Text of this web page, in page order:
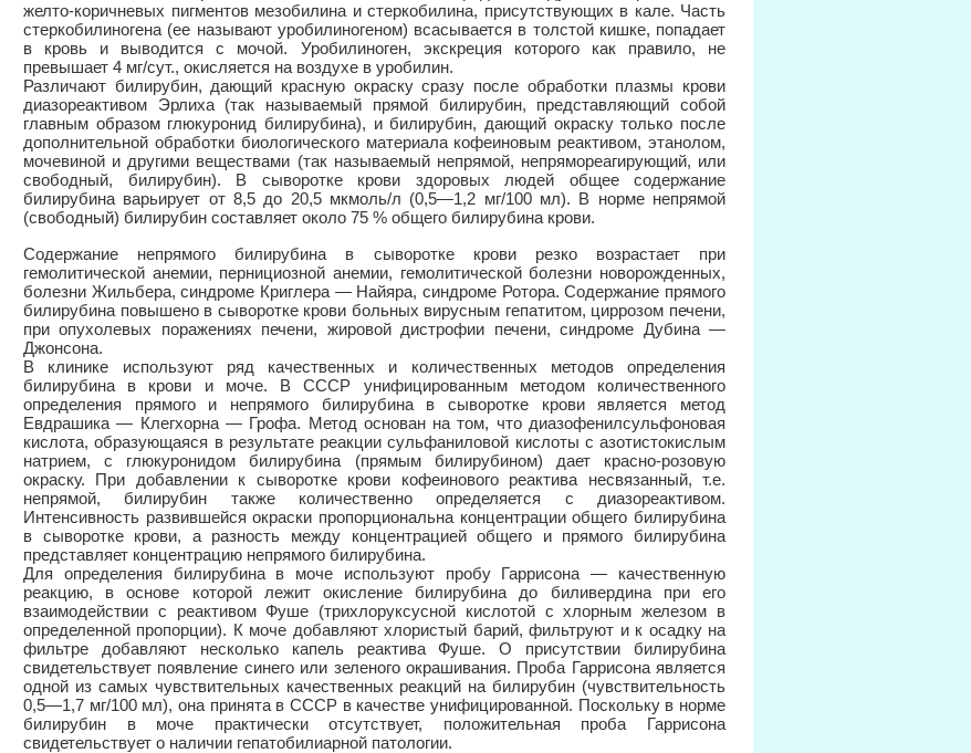
желто-коричневых пигментов мезобилина и стеркобилина, присутствующих в кале. Часть
стеркобилиногена (ее называют уробилиногеном) всасывается в толстой кишке, попадает
в кровь и выводится с мочой. Уробилиноген, экскреция которого как правило, не
превышает 4 мг/сут., окисляется на воздухе в уробилин.
Различают билирубин, дающий красную окраску сразу после обработки плазмы крови
диазореактивом Эрлиха (так называемый прямой билирубин, представляющий собой
главным образом глюкуронид билирубина), и билирубин, дающий окраску только после
дополнительной обработки биологического материала кофеиновым реактивом, этанолом,
мочевиной и другими веществами (так называемый непрямой, непрямореагирующий, или
свободный, билирубин). В сыворотке крови здоровых людей общее содержание
билирубина варьирует от 8,5 до 20,5 мкмоль/л (0,5—1,2 мг/100 мл). В норме непрямой
(свободный) билирубин составляет около 75 % общего билирубина крови.
Содержание непрямого билирубина в сыворотке крови резко возрастает при
гемолитической анемии, пернициозной анемии, гемолитической болезни новорожденных,
болезни Жильбера, синдроме Криглера — Найяра, синдроме Ротора. Содержание прямого
билирубина повышено в сыворотке крови больных вирусным гепатитом, циррозом печени,
при опухолевых поражениях печени, жировой дистрофии печени, синдроме Дубина —
Джонсона.
В клинике используют ряд качественных и количественных методов определения
билирубина в крови и моче. В СССР унифицированным методом количественного
определения прямого и непрямого билирубина в сыворотке крови является метод
Евдрашика — Клегхорна — Грофа. Метод основан на том, что диазофенилсульфоновая
кислота, образующаяся в результате реакции сульфаниловой кислоты с азотистокислым
натрием, с глюкуронидом билирубина (прямым билирубином) дает красно-розовую
окраску. При добавлении к сыворотке крови кофеинового реактива несвязанный, т.е.
непрямой, билирубин также количественно определяется с диазореактивом.
Интенсивность развившейся окраски пропорциональна концентрации общего билирубина
в сыворотке крови, а разность между концентрацией общего и прямого билирубина
представляет концентрацию непрямого билирубина.
Для определения билирубина в моче используют пробу Гаррисона — качественную
реакцию, в основе которой лежит окисление билирубина до биливердина при его
взаимодействии с реактивом Фуше (трихлоруксусной кислотой с хлорным железом в
определенной пропорции). К моче добавляют хлористый барий, фильтруют и к осадку на
фильтре добавляют несколько капель реактива Фуше. О присутствии билирубина
свидетельствует появление синего или зеленого окрашивания. Проба Гаррисона является
одной из самых чувствительных качественных реакций на билирубин (чувствительность
0,5—1,7 мг/100 мл), она принята в СССР в качестве унифицированной. Поскольку в норме
билирубин в моче практически отсутствует, положительная проба Гаррисона
свидетельствует о наличии гепатобилиарной патологии.